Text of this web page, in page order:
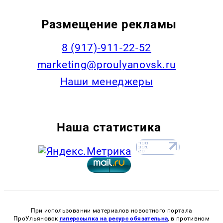
Размещение рекламы
8 (917)-911-22-52
marketing@proulyanovsk.ru
Наши менеджеры
Наша статистика
При использовании материалов новостного портала
ПроУльяновск гиперссылка на ресурс обязательна, в противном